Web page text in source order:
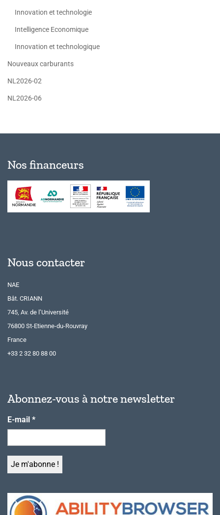
Innovation et technologie
Intelligence Economique
Innovation et technologique
Nouveaux carburants
NL2026-02
NL2026-06
Nos financeurs
Nous contacter
NAE
Bât. CRIANN
745, Av. de l’Université
76800 St-Etienne-du-Rouvray
France
+33 2 32 80 88 00
Abonnez-vous à notre newsletter
E-mail *